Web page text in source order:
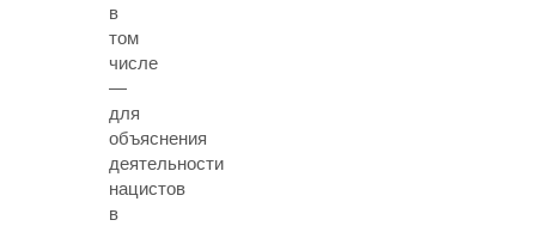
в
том
числе
—
для
объяснения
деятельности
нацистов
в